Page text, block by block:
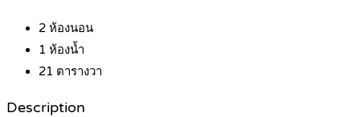
2 ห้องนอน
1 ห้องน้ำ
21 ตารางวา
Description